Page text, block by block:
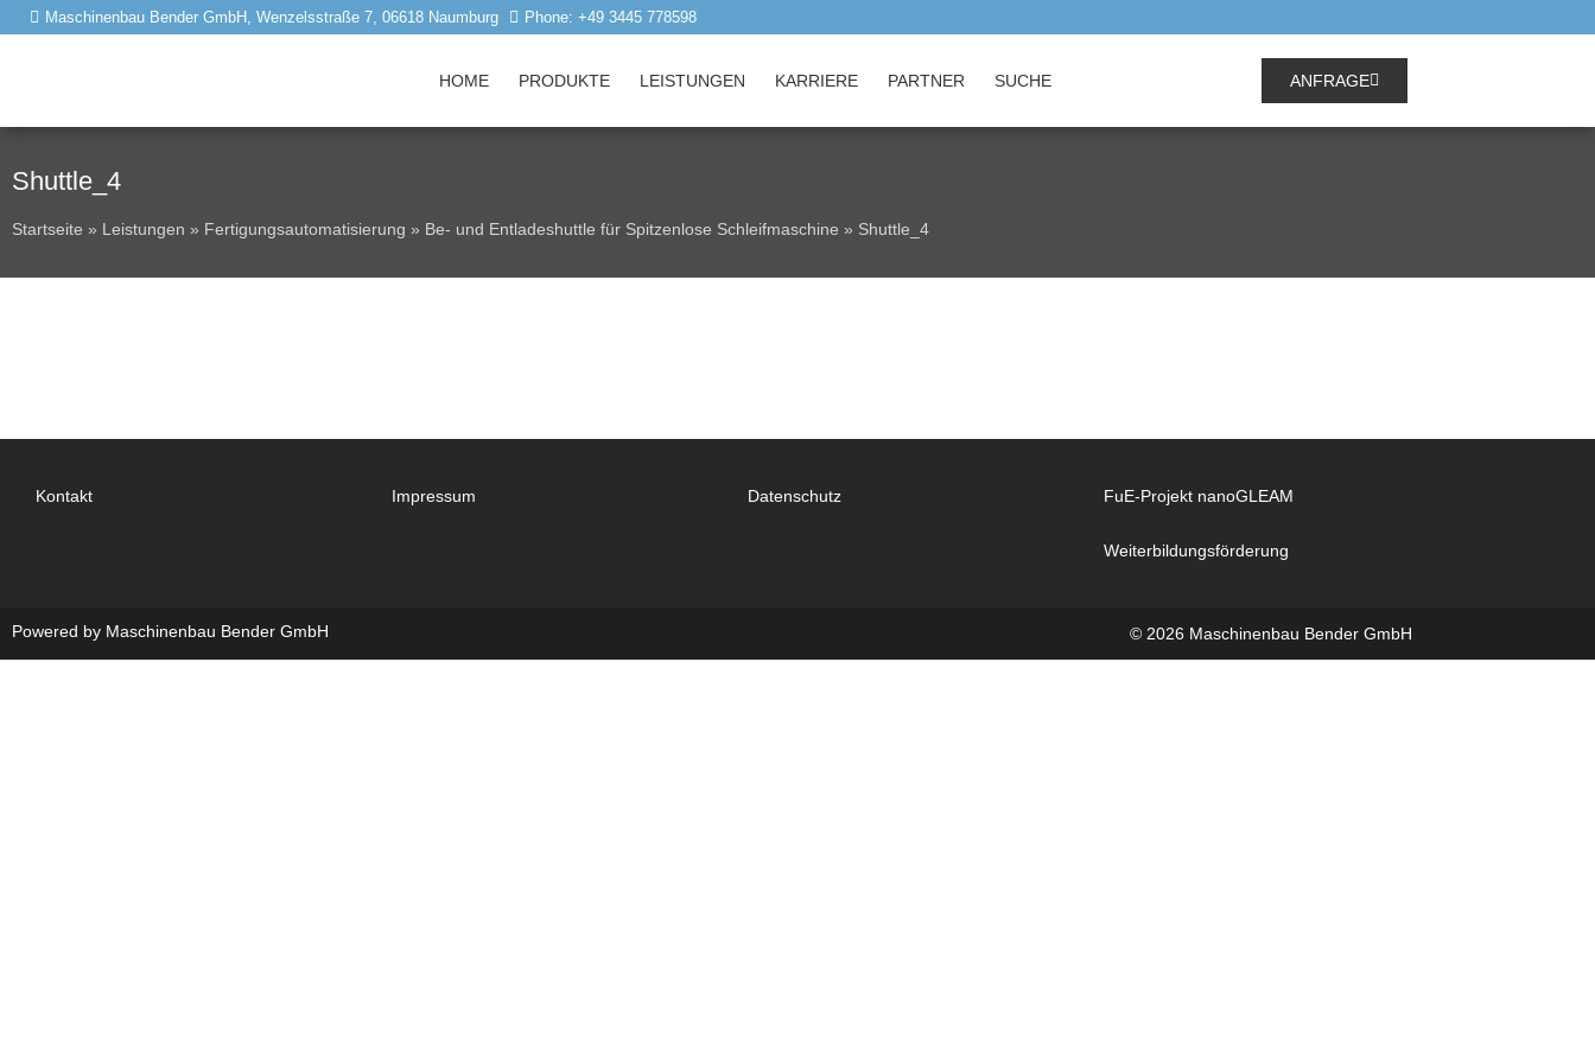
Maschinenbau Bender GmbH, Wenzelsstraße 7, 06618 Naumburg Phone: +49 3445 778598
HOME PRODUKTE LEISTUNGEN KARRIERE PARTNER SUCHE ANFRAGE
Shuttle_4
Startseite » Leistungen » Fertigungsautomatisierung » Be- und Entladeshuttle für Spitzenlose Schleifmaschine » Shuttle_4
Kontakt Impressum Datenschutz FuE-Projekt nanoGLEAM
Weiterbildungsförderung
Powered by Maschinenbau Bender GmbH © 2026 Maschinenbau Bender GmbH